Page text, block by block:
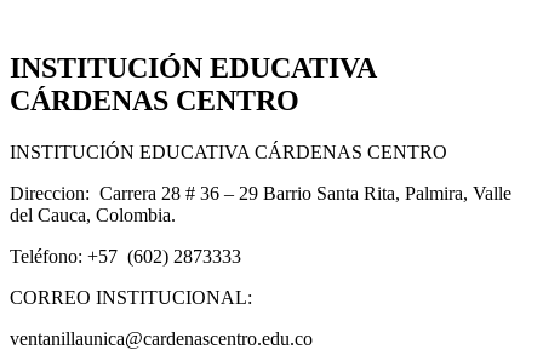
INSTITUCIÓN EDUCATIVA
CÁRDENAS CENTRO
INSTITUCIÓN EDUCATIVA CÁRDENAS CENTRO
Direccion: Carrera 28 # 36 – 29 Barrio Santa Rita, Palmira, Valle
del Cauca, Colombia.
Teléfono: +57 (602) 2873333
CORREO INSTITUCIONAL:
ventanillaunica@cardenascentro.edu.co